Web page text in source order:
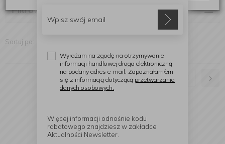
Filtrowanie
Sortuj po:
1 2 3
Wyrażam na zgodę na otrzymywanie
informacji handlowej droga elektroniczną
na podany adres e-mail. Zapoznałam/em
się z informacją dotyczącą przetwarzania
danych osobowych.
Więcej informacji odnośnie kodu
rabatowego znajdziesz w zakładce
Aktualności Newsletter.